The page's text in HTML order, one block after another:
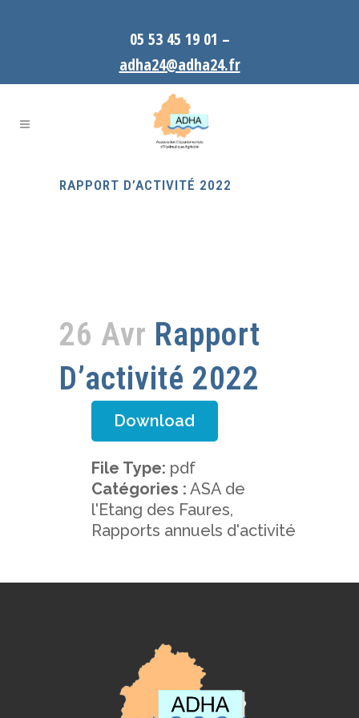
05 53 45 19 01 –
adha24@adha24.fr
RAPPORT D’ACTIVITÉ 2022
26 Avr Rapport
D’activité 2022
Download
File Type: pdf
Catégories : ASA de
l'Etang des Faures,
Rapports annuels d'activité